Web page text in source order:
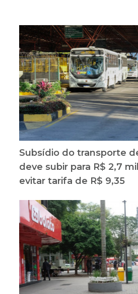
Subsídio do transporte
deve subir para R$ 2,7
evitar tarifa de R$ 9,35